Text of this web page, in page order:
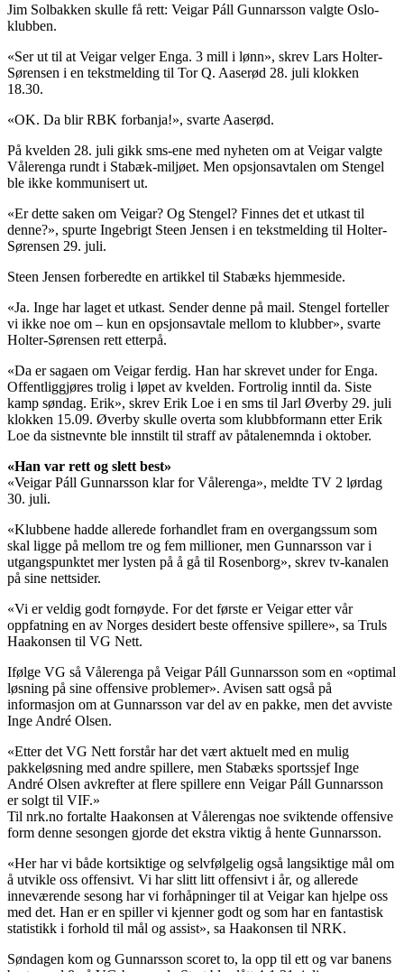
Jim Solbakken skulle få rett: Veigar Páll Gunnarsson valgte Oslo-
klubben.
«Ser ut til at Veigar velger Enga. 3 mill i lønn», skrev Lars Holter-
Sørensen i en tekstmelding til Tor Q. Aaserød 28. juli klokken
18.30.
«OK. Da blir RBK forbanja!», svarte Aaserød.
På kvelden 28. juli gikk sms-ene med nyheten om at Veigar valgte
Vålerenga rundt i Stabæk-miljøet. Men opsjonsavtalen om Stengel
ble ikke kommunisert ut.
«Er dette saken om Veigar? Og Stengel? Finnes det et utkast til
denne?», spurte Ingebrigt Steen Jensen i en tekstmelding til Holter-
Sørensen 29. juli.
Steen Jensen forberedte en artikkel til Stabæks hjemmeside.
«Ja. Inge har laget et utkast. Sender denne på mail. Stengel forteller
vi ikke noe om – kun en opsjonsavtale mellom to klubber», svarte
Holter-Sørensen rett etterpå.
«Da er sagaen om Veigar ferdig. Han har skrevet under for Enga.
Offentliggjøres trolig i løpet av kvelden. Fortrolig inntil da. Siste
kamp søndag. Erik», skrev Erik Loe i en sms til Jarl Øverby 29. juli
klokken 15.09. Øverby skulle overta som klubbformann etter Erik
Loe da sistnevnte ble innstilt til straff av påtalenemnda i oktober.
«Han var rett og slett best»
«Veigar Páll Gunnarsson klar for Vålerenga», meldte TV 2 lørdag
30. juli.
«Klubbene hadde allerede forhandlet fram en overgangssum som
skal ligge på mellom tre og fem millioner, men Gunnarsson var i
utgangspunktet mer lysten på å gå til Rosenborg», skrev tv-kanalen
på sine nettsider.
«Vi er veldig godt fornøyde. For det første er Veigar etter vår
oppfatning en av Norges desidert beste offensive spillere», sa Truls
Haakonsen til VG Nett.
Ifølge VG så Vålerenga på Veigar Páll Gunnarsson som en «optimal
løsning på sine offensive problemer». Avisen satt også på
informasjon om at Gunnarsson var del av en pakke, men det avviste
Inge André Olsen.
«Etter det VG Nett forstår har det vært aktuelt med en mulig
pakkeløsning med andre spillere, men Stabæks sportssjef Inge
André Olsen avkrefter at flere spillere enn Veigar Páll Gunnarsson
er solgt til VIF.»
Til nrk.no fortalte Haakonsen at Vålerengas noe sviktende offensive
form denne sesongen gjorde det ekstra viktig å hente Gunnarsson.
«Her har vi både kortsiktige og selvfølgelig også langsiktige mål om
å utvikle oss offensivt. Vi har slitt litt offensivt i år, og allerede
inneværende sesong har vi forhåpninger til at Veigar kan hjelpe oss
med det. Han er en spiller vi kjenner godt og som har en fantastisk
statistikk i forhold til mål og assist», sa Haakonsen til NRK.
Søndagen kom og Gunnarsson scoret to, la opp til ett og var banens